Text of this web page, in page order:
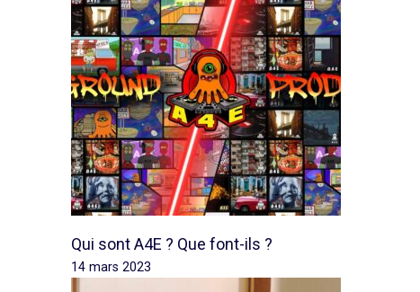
Qui sont A4E ? Que font-ils ?
14 mars 2023